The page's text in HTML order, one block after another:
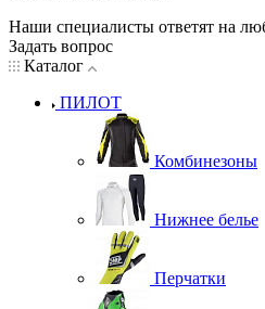
Наши специалисты ответят на
Задать вопрос
Каталог
ПИЛОТ
Комбинезоны
Нижнее белье
Перчатки